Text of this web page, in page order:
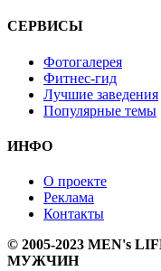
СЕРВИСЫ
Фотогалерея
Фитнес-гид
Лучшие заведения
Популярные темы
ИНФО
О проекте
Реклама
Контакты
© 2005-2023 MEN's
МУЖЧИН